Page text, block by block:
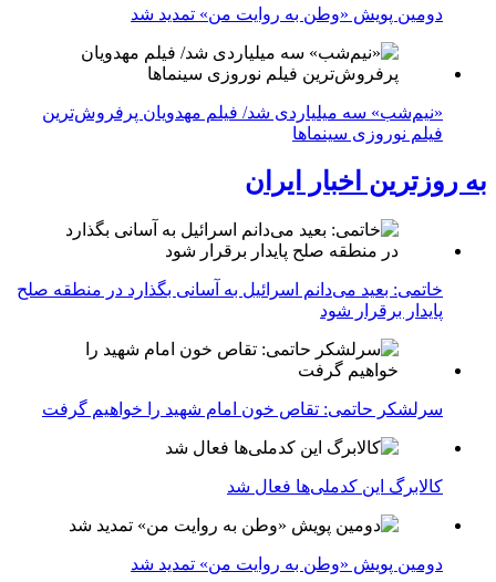
دومین پویش «وطن به روایت من» تمدید شد
«نیم‌شب» سه میلیاردی شد/ فیلم مهدویان پرفروش‌ترین
فیلم نوروزی سینماها
به روزترین اخبار ایران
خاتمی: بعید می‌دانم اسرائیل به آسانی بگذارد در منطقه صلح
پایدار برقرار شود
سرلشکر حاتمی: تقاص خون امام شهید را خواهیم گرفت
کالابرگ این کدملی‌ها فعال شد
دومین پویش «وطن به روایت من» تمدید شد